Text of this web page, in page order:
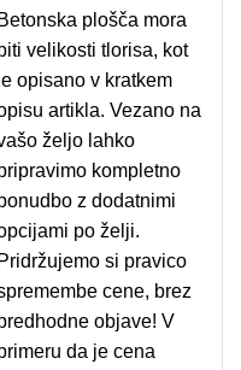
Betonska plošča mora
biti velikosti tlorisa, kot
opisano v kratkem
artikla. Vezano na
željo lahko
kompletno
z dodatnimi
po želji.
Pridržujemo si pravico
cene, brez
objave! V
da je cena